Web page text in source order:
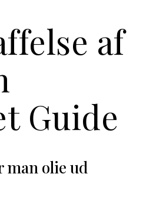
af
Guide
man olie ud